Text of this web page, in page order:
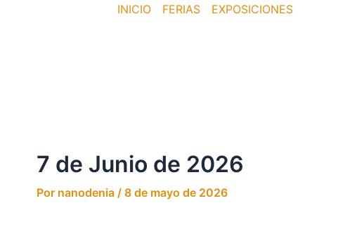
INICIO FERIAS EXPOSICIONES
7 de Junio de 2026
Por nanodenia / 8 de mayo de 2026